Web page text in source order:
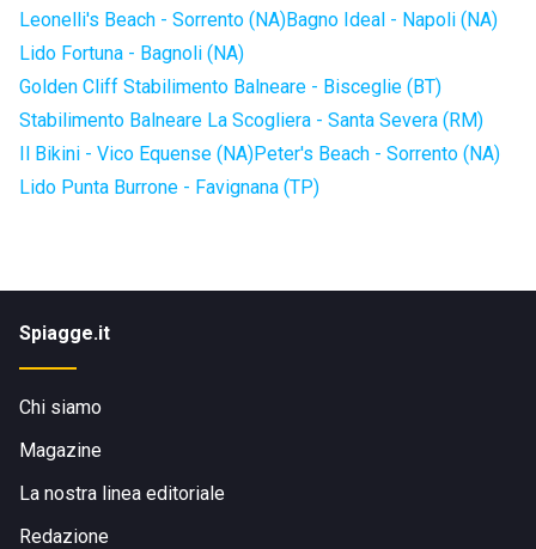
Leonelli's Beach - Sorrento (NA)Bagno Ideal - Napoli (NA)
Lido Fortuna - Bagnoli (NA)
Golden Cliff Stabilimento Balneare - Bisceglie (BT)
Stabilimento Balneare La Scogliera - Santa Severa (RM)
Il Bikini - Vico Equense (NA)Peter's Beach - Sorrento (NA)
Lido Punta Burrone - Favignana (TP)
Spiagge.it
Chi siamo
Magazine
La nostra linea editoriale
Redazione